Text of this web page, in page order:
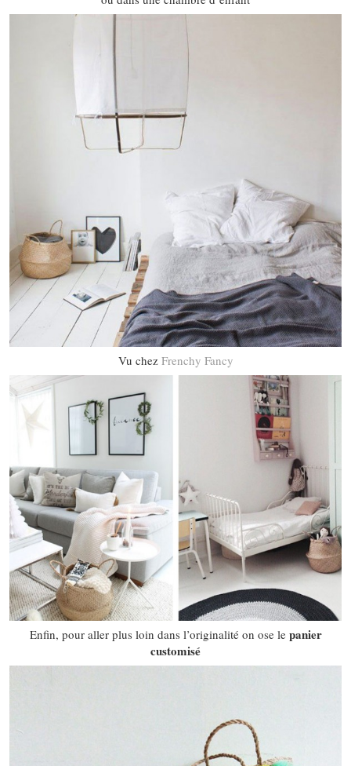
Vu chez Frenchy Fancy
Enfin, pour aller plus loin dans l’originalité on ose le panier
customisé